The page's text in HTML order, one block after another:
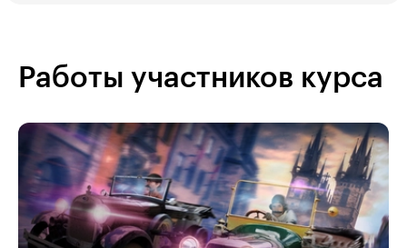
Работы участников курса